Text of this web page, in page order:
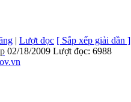
| Lượt đọc [ Sắp xếp giải dần ]
02/18/2009 Lượt đọc: 6988